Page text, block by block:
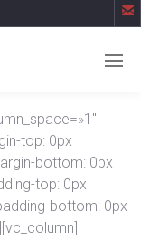

top: 0px
bottom: 0px
top: 0px
bottom: 0px